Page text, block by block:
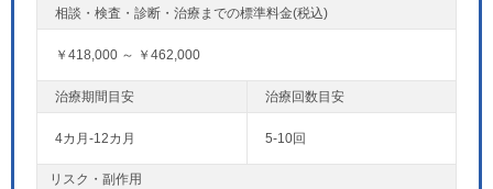
￥418,000 ～ ￥462,000
4カ月-12カ月 5-10回
リスク・副作用